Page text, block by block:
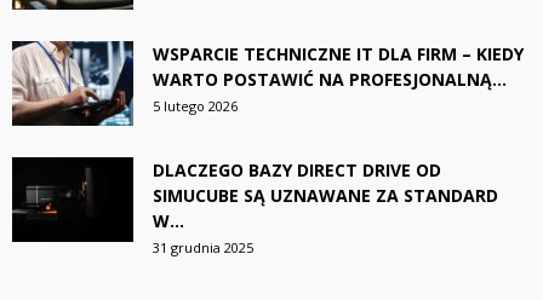
WSPARCIE TECHNICZNE IT DLA FIRM – KIEDY
WARTO POSTAWIĆ NA PROFESJONALNĄ...
5 lutego 2026
DLACZEGO BAZY DIRECT DRIVE OD
SIMUCUBE SĄ UZNAWANE ZA STANDARD
W...
31 grudnia 2025